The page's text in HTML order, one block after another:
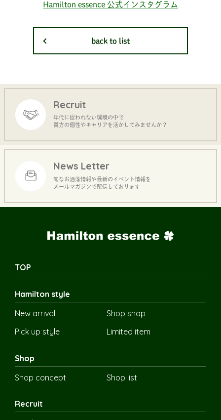
Hamilton essence 公式インスタグラム
back to list
Recruit
年代に捉われない環境の中で
貴方の個性やキャリアを活かしてみませんか？
News Letter
旬なお洒落情報や最新のイベント情報を
メールマガジンで配信しております
TOP
Hamilton style
New arrival
Shop snap
Pick up style
Limited item
Shop
Shop concept
Shop list
Recruit